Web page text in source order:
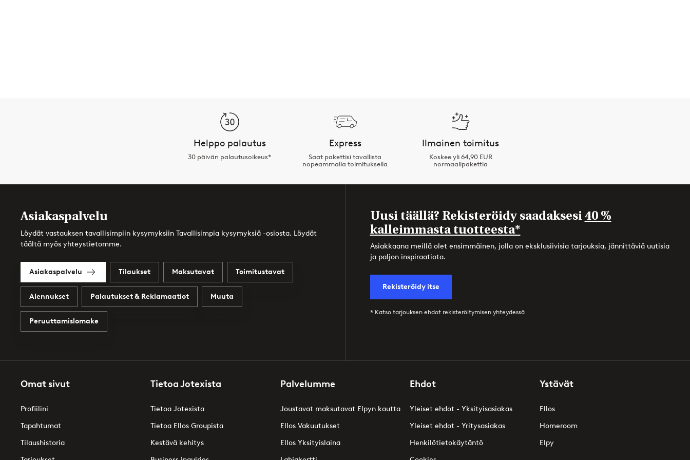
Helppo palautus
30 päivän palautusoikeus*
Express
Saat pakettisi tavallista
nopeammalla toimituksella
Ilmainen toimitus
Koskee yli 64,90 EUR
normaalipakettia
Asiakaspalvelu
Löydät vastauksen tavallisimpiin kysymyksiin Tavallisimpia kysymyksiä -osiosta. Löydät
täältä myös yhteystietomme.
Asiakaspalvelu Tilaukset Maksutavat Toimitustavat
Alennukset Palautukset & Reklamaatiot Muuta
Peruuttamislomake
Uusi täällä? Rekisteröidy saadaksesi40 %
kalleimmasta tuotteesta*
Asiakkaana meillä olet ensimmäinen, jolla on eksklusiivisia tarjouksia, jännittäviä uutisia
ja paljon inspiraatiota.
Rekisteröidy itse
* Katso tarjouksen ehdot rekisteröitymisen yhteydessä
Omat sivut
Profiilini
Tapahtumat
Tilaushistoria
Tietoa Jotexista
Tietoa Jotexista
Tietoa Ellos Groupista
Kestävä kehitys
Palvelumme
Joustavat maksutavat Elpyn kautta
Ellos Vakuutukset
Ellos Yksityislaina
Ehdot
Yleiset ehdot - Yksityisasiakas
Yleiset ehdot - Yritysasiakas
Henkilötietokäytäntö
Ystävät
Ellos
Homeroom
Elpy